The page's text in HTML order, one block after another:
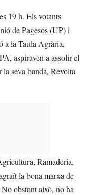
19 h. Els votants
de Pagesos (UP) i
a la Taula Agrària,
aspiraven a assolir el
la seva banda, Revolta
Ramaderia,
la bona marxa de
obstant això, no ha